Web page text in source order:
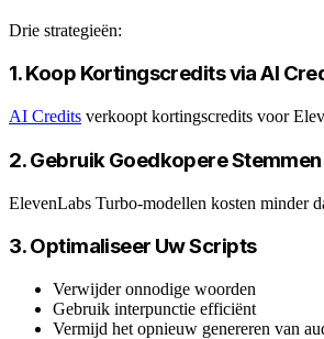
Drie strategieën:
1. Koop Kortingscredits via AI
AI Credits verkoopt kortingscredits voor
2. Gebruik Goedkopere
ElevenLabs Turbo-modellen kosten minder
3. Optimaliseer Uw Scripts
Verwijder onnodige woorden
Gebruik interpunctie efficiënt
Vermijd het opnieuw genereren van